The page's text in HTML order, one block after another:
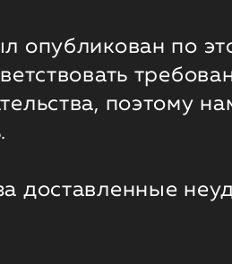
опубликован по
поэтому
доставленные